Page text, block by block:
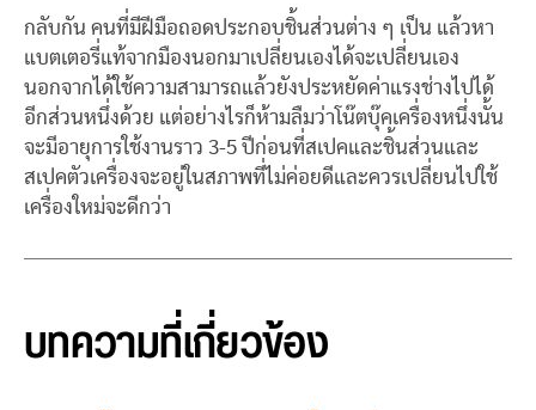
กลับกัน คนที่มีฝีมือถอดประกอบชิ้นส่วนต่าง ๆ เป็น แล้วหา
แบตเตอรี่แท้จากมืองนอกมาเปลี่ยนเองได้จะเปลี่ยนเอง
นอกจากได้ใช้ความสามารถแล้วยังประหยัดค่าแรงช่างไปได้
อีกส่วนหนึ่งด้วย แต่อย่างไรก็ห้ามลืมว่าโน๊ตบุ๊คเครื่องหนึ่งนั้น
จะมีอายุการใช้งานราว 3-5 ปีก่อนที่สเปคและชิ้นส่วนและ
สเปคตัวเครื่องจะอยู่ในสภาพที่ไม่ค่อยดีและควรเปลี่ยนไปใช้
เครื่องใหม่จะดีกว่า
บทความที่เกี่ยวข้อง